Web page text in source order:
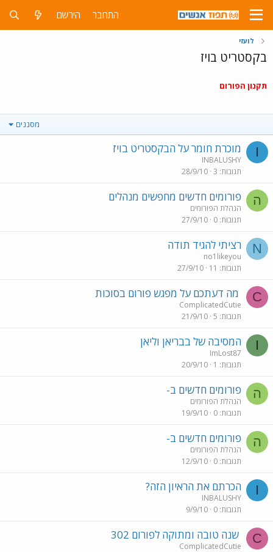
התחבר הירשם
לועזי
בקסטריט בויז
תקנון הפורום
מסננים
I מוכרת חומר על הבקסטריט בויז
INBALUSHY
תגובות 3
28/9/10
ה פורומים חדשים מחפשים מנהלים
הנהלת הפורומים
תגובות 0
27/9/10
N רציתי להגיד תודה
no1likeyou
תגובות 11
27/9/10
C מה דעתכם על מפגש פורום בסוכות
ComplicatedCutie
תגובות 5
21/9/10
I המסיבה של בבריאן וליאן
ImLost87
תגובות 1
20/9/10
ה פורומים חדשים ב-
הנהלת הפורומים
תגובות 0
19/9/10
ה פורומים חדשים ב-
הנהלת הפורומים
תגובות 0
12/9/10
I הכרתם את הראיון הזה?
INBALUSHY
תגובות 0
9/9/10
C שנה טובה ומתוקה לפורום 302
ComplicatedCutie